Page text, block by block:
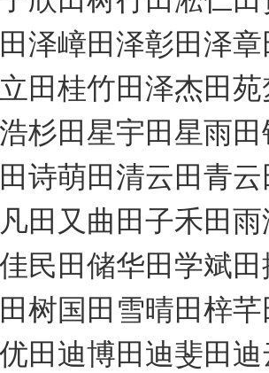
泽嶂田泽彰田泽
田桂竹田泽杰田
杉田星宇田星雨
诗萌田清云田青
田又曲田子禾田
民田储华田学斌
树国田雪晴田梓
田迪博田迪斐田